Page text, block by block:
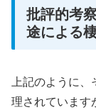
批評的考
途による
上記のように
理されています